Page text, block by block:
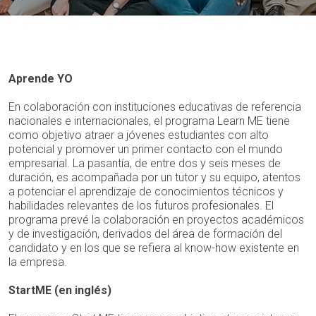
Aprende YO
En colaboración con instituciones educativas de referencia
nacionales e internacionales, el programa Learn ME tiene
como objetivo atraer a jóvenes estudiantes con alto
potencial y promover un primer contacto con el mundo
empresarial. La pasantía, de entre dos y seis meses de
duración, es acompañada por un tutor y su equipo, atentos
a potenciar el aprendizaje de conocimientos técnicos y
habilidades relevantes de los futuros profesionales. El
programa prevé la colaboración en proyectos académicos
y de investigación, derivados del área de formación del
candidato y en los que se refiera al know-how existente en
la empresa.
StartME (en inglés)